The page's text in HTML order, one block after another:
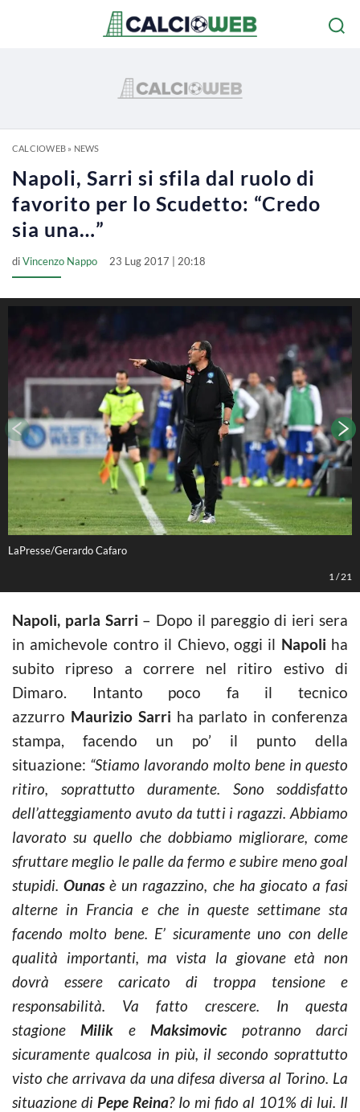
CALCIOWEB» NEWS
Napoli, Sarri si sfila dal ruolo di
favorito per lo Scudetto: “Credo
sia una…”
diVincenzo Nappo 23 Lug 2017 | 20:18
LaPresse/Gerardo Cafaro
1 /21
Napoli, parla Sarri – Dopo il pareggio di ieri sera
in amichevole contro il Chievo, oggi il Napoli ha
subito ripreso a correre nel ritiro estivo di
Dimaro. Intanto poco fa il tecnico
azzurro Maurizio Sarri ha parlato in conferenza
stampa, facendo un po’ il punto della
situazione: “Stiamo lavorando molto bene in questo
ritiro, soprattutto duramente. Sono soddisfatto
dell’atteggiamento avuto da tutti i ragazzi. Abbiamo
lavorato su quello che dobbiamo migliorare, come
sfruttare meglio le palle da fermo e subire meno goal
stupidi.Ounasè un ragazzino, che ha giocato a fasi
alterne in Francia e che in queste settimane sta
facendo molto bene. E’ sicuramente uno con delle
qualità importanti, ma vista la giovane età non
dovrà essere caricato di troppa tensione e
responsabilità. Va fatto crescere. In questa
stagioneMilik eMaksimovic potranno darci
sicuramente qualcosa in più, il secondo soprattutto
visto che arrivava da una difesa diversa al Torino. La
situazione di Pepe Reina? Io mi fido al 101% di lui. Il